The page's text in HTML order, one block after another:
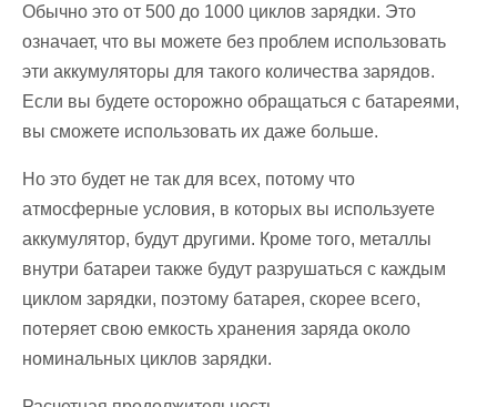
Обычно это от 500 до 1000 циклов зарядки. Это
означает, что вы можете без проблем использовать
эти аккумуляторы для такого количества зарядов.
Если вы будете осторожно обращаться с батареями,
вы сможете использовать их даже больше.
Но это будет не так для всех, потому что
атмосферные условия, в которых вы используете
аккумулятор, будут другими. Кроме того, металлы
внутри батареи также будут разрушаться с каждым
циклом зарядки, поэтому батарея, скорее всего,
потеряет свою емкость хранения заряда около
номинальных циклов зарядки.